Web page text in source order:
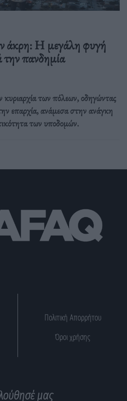
άκρη: H μεγάλη φυγή
την πανδημία
των πόλεων, οδηγώντας
επαρχία, ανάμεσα στην ανάγκη
των υποδομών.
Πολιτική Απορρήτου
Όροι χρήσης
μας